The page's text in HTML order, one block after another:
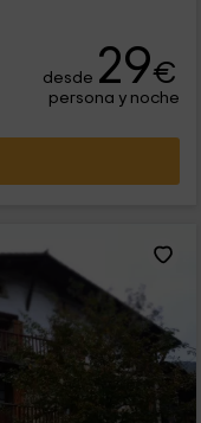
desde 29€
persona y noche